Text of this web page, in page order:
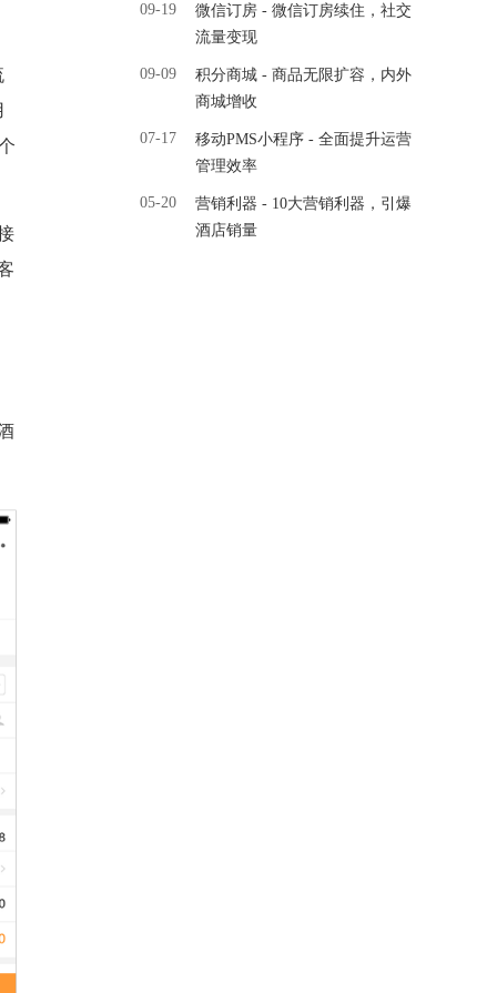
09-19
微信订房 - 微信订房续住，社交
流量变现
09-09
积分商城 - 商品无限扩容，内外
商城增收
07-17
移动PMS小程序 - 全面提升运营
管理效率
05-20
营销利器 - 10大营销利器，引爆
酒店销量